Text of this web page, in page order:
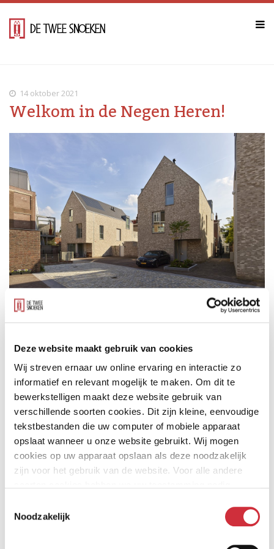
Deze website maakt gebruik van cookies
Wij streven ernaar uw online ervaring en interactie zo
informatief en relevant mogelijk te maken. Om dit te
bewerkstelligen maakt deze website gebruik van
verschillende soorten cookies. Dit zijn kleine, eenvoudige
tekstbestanden die uw computer of mobiele apparaat
opslaat wanneer u onze website gebruikt. Wij mogen
cookies op uw apparaat opslaan als deze noodzakelijk
zijn voor het gebruik van de website. Voor alle andere
Noodzakelijk
14 oktober 2021
Welkom in de Negen Heren!
Hertogenbosch. Hier heeft ons team vol
trots een klein stukje van onze eigen
Bossche binnenstad ontworpen.
Deze negen grondgebonden woningen liggen aan een
nieuw centraal pleintje tussen de Zuid-Willemsvaart en
binnenterrein vinden we nu modernere woningen met